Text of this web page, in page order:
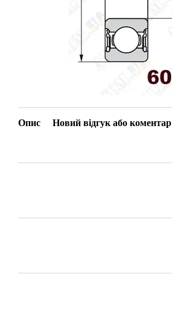
Опис Новий відгук або коментар